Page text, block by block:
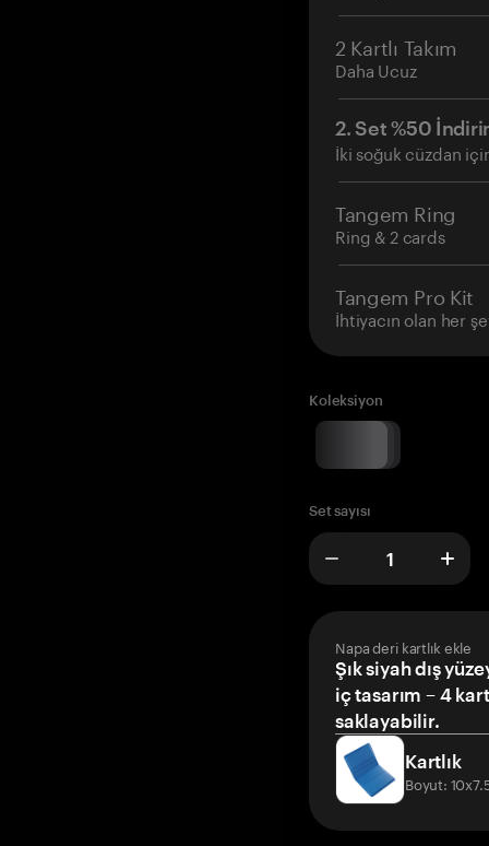
2 Kartlı Takım
Daha Ucuz
2. Set %50
İki soğuk cüzdan
Tangem Ring
Ring & 2 cards
Tangem Pro Kit
İhtiyacın olan her
Koleksiyon
Set sayısı
Napa deri kartlık ekle
Şık siyah dış
iç tasarım – 4
saklayabilir.
Kartlık
Boyut: